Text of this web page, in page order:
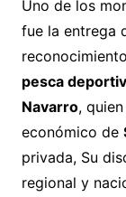
Uno de los
fue la entrega
pesca
Navarro,
económico de
privada, Su
regional y